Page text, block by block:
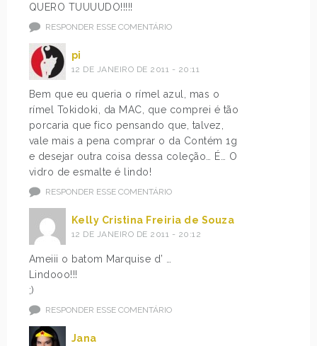
QUERO TUUUUDO!!!!!
RESPONDER ESSE COMENTÁRIO
pi
12 DE JANEIRO DE 2011 - 20:11
Bem que eu queria o rímel azul, mas o
rímel Tokidoki, da MAC, que comprei é tão
porcaria que fico pensando que, talvez,
vale mais a pena comprar o da Contém 1g
e desejar outra coisa dessa coleção… É… O
vidro de esmalte é lindo!
RESPONDER ESSE COMENTÁRIO
Kelly Cristina Freiria de Souza
12 DE JANEIRO DE 2011 - 20:12
Ameiii o batom Marquise d’ …
Lindooo!!!
;)
RESPONDER ESSE COMENTÁRIO
Jana